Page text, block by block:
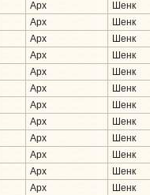
Арх
Шенк
Арх
Шенк
Арх
Шенк
Арх
Шенк
Арх
Шенк
Арх
Шенк
Арх
Шенк
Арх
Шенк
Арх
Шенк
Арх
Шенк
Арх
Шенк
Арх
Шенк